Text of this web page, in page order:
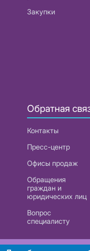
Закупки
Обратная
Контакты
Пресс-центр
Офисы продаж
Обращения
граждан и
юридических лиц
Вопрос
специалисту